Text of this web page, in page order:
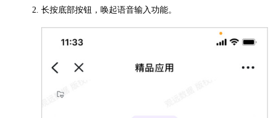
长按底部按钮，唤起语音输入功能。